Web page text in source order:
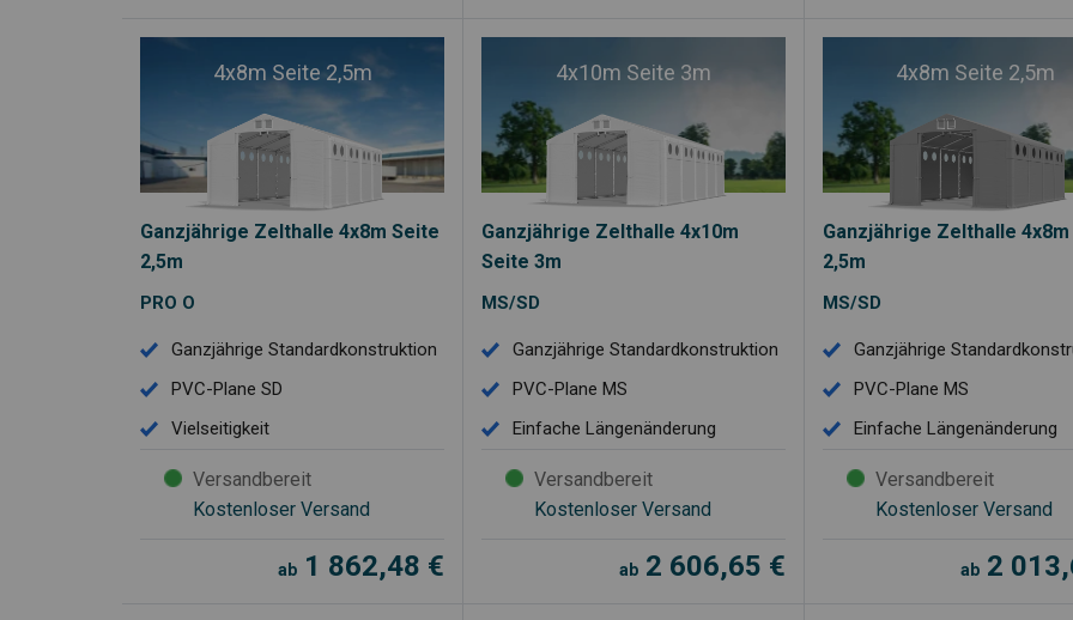
4x8m Seite 2,5m
Ganzjährige Zelthalle 4x8m Seite
2,5m
PRO O
Ganzjährige Standardkonstruktion
PVC-Plane SD
Vielseitigkeit
Versandbereit
Kostenloser Versand
ab 1 862,48 €
4x10m Seite 3m
Ganzjährige Zelthalle 4x10m
Seite 3m
MS/SD
Ganzjährige Standardkonstruktion
PVC-Plane MS
Einfache Längenänderung
Versandbereit
Kostenloser Versand
ab 2 606,65 €
4x8m Seite 2,5m
Ganzjährige Zelthalle
2,5m
MS/SD
Ganzjährige
PVC-Plane MS
Einfache Längenänderung
Versandbereit
Kostenloser Versand
ab 2